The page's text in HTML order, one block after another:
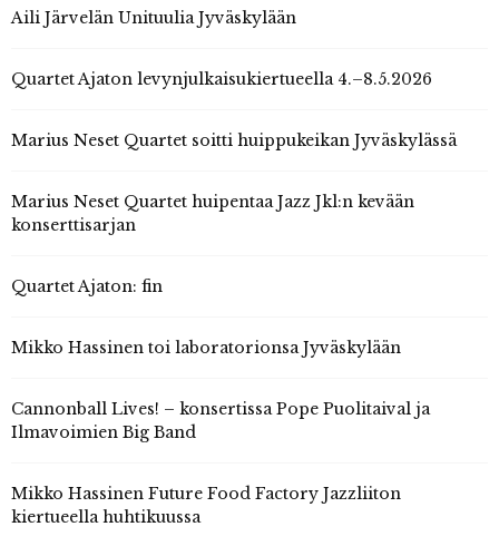
Aili Järvelän Unituulia Jyväskylään
Quartet Ajaton levynjulkaisukiertueella 4.–8.5.2026
Marius Neset Quartet soitti huippukeikan Jyväskylässä
Marius Neset Quartet huipentaa Jazz Jkl:n kevään
konserttisarjan
Quartet Ajaton: fin
Mikko Hassinen toi laboratorionsa Jyväskylään
Cannonball Lives! – konsertissa Pope Puolitaival ja
Ilmavoimien Big Band
Mikko Hassinen Future Food Factory Jazzliiton
kiertueella huhtikuussa